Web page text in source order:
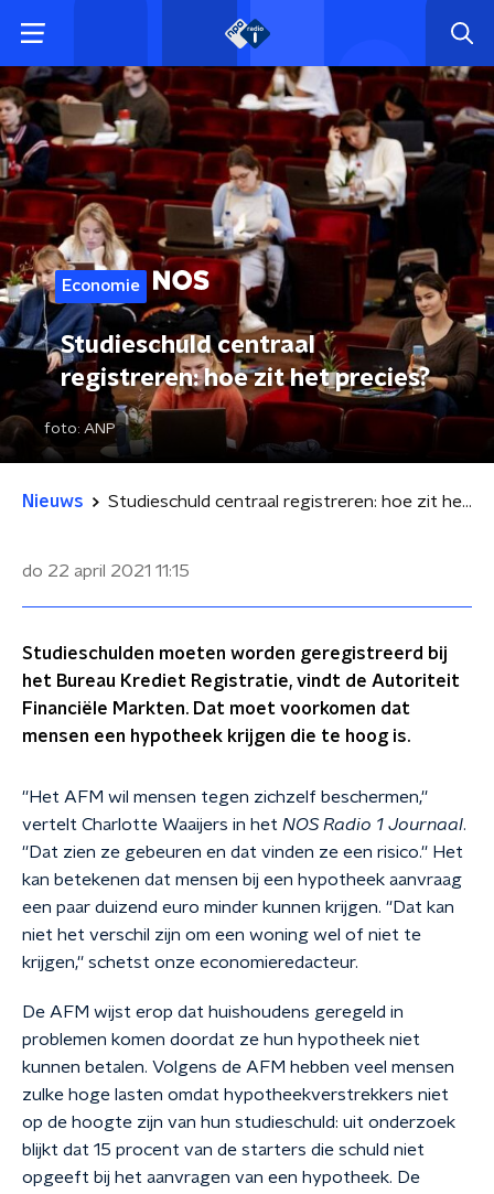
Economie
Studieschuld centraal
registreren: hoe zit het precies?
foto: ANP
Nieuws Studieschuld centraal registreren: hoe zit het precies?
do 22 april 2021 11:15
Studieschulden moeten worden geregistreerd bij
het Bureau Krediet Registratie, vindt de Autoriteit
Financiële Markten. Dat moet voorkomen dat
mensen een hypotheek krijgen die te hoog is.
''Het AFM wil mensen tegen zichzelf beschermen,''
vertelt Charlotte Waaijers in het NOS Radio 1 Journaal.
''Dat zien ze gebeuren en dat vinden ze een risico.'' Het
kan betekenen dat mensen bij een hypotheek aanvraag
een paar duizend euro minder kunnen krijgen. ''Dat kan
niet het verschil zijn om een woning wel of niet te
krijgen,'' schetst onze economieredacteur.
De AFM wijst erop dat huishoudens geregeld in
problemen komen doordat ze hun hypotheek niet
kunnen betalen. Volgens de AFM hebben veel mensen
zulke hoge lasten omdat hypotheekverstrekkers niet
op de hoogte zijn van hun studieschuld: uit onderzoek
blijkt dat 15 procent van de starters die schuld niet
opgeeft bij het aanvragen van een hypotheek. De